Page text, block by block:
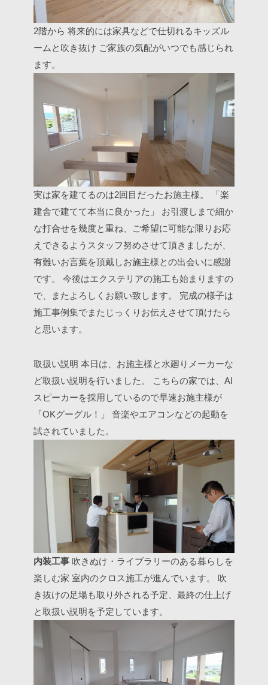
2階から 将来的には家具などで仕切れるキッズル
ームと吹き抜け ご家族の気配がいつでも感じられ
ます。
実は家を建てるのは2回目だったお施主様。
「楽
建舎で建てて本当に良かった」
お引渡しまで細か
な打合せを幾度と重ね、ご希望に可能な限りお応
えできるようスタッフ努めさせて頂きましたが、
有難いお言葉を頂戴しお施主様との出会いに感謝
です。
今後はエクステリアの施工も始まりますの
で、またよろしくお願い致します。
完成の様子は
施工事例集でまたじっくりお伝えさせて頂けたら
と思います。
取扱い説明 本日は、お施主様と水廻りメーカーな
ど取扱い説明を行いました。
こちらの家では、AI
スピーカーを採用しているので早速お施主様が
「OKグーグル！」
音楽やエアコンなどの起動を
試されていました。
内装工事 吹きぬけ・ライブラリーのある暮らしを
楽しむ家 室内のクロス施工が進んでいます。
吹
き抜けの足場も取り外される予定、最終の仕上げ
と取扱い説明を予定しています。